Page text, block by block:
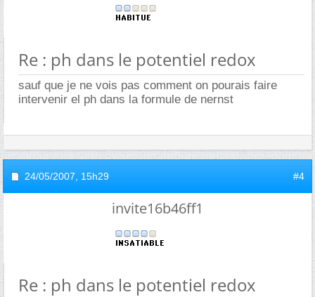
Re : ph dans le potentiel redox
sauf que je ne vois pas comment on pourais faire
intervenir el ph dans la formule de nernst
24/05/2007, 15h29 #4
invite16b46ff1
Re : ph dans le potentiel redox